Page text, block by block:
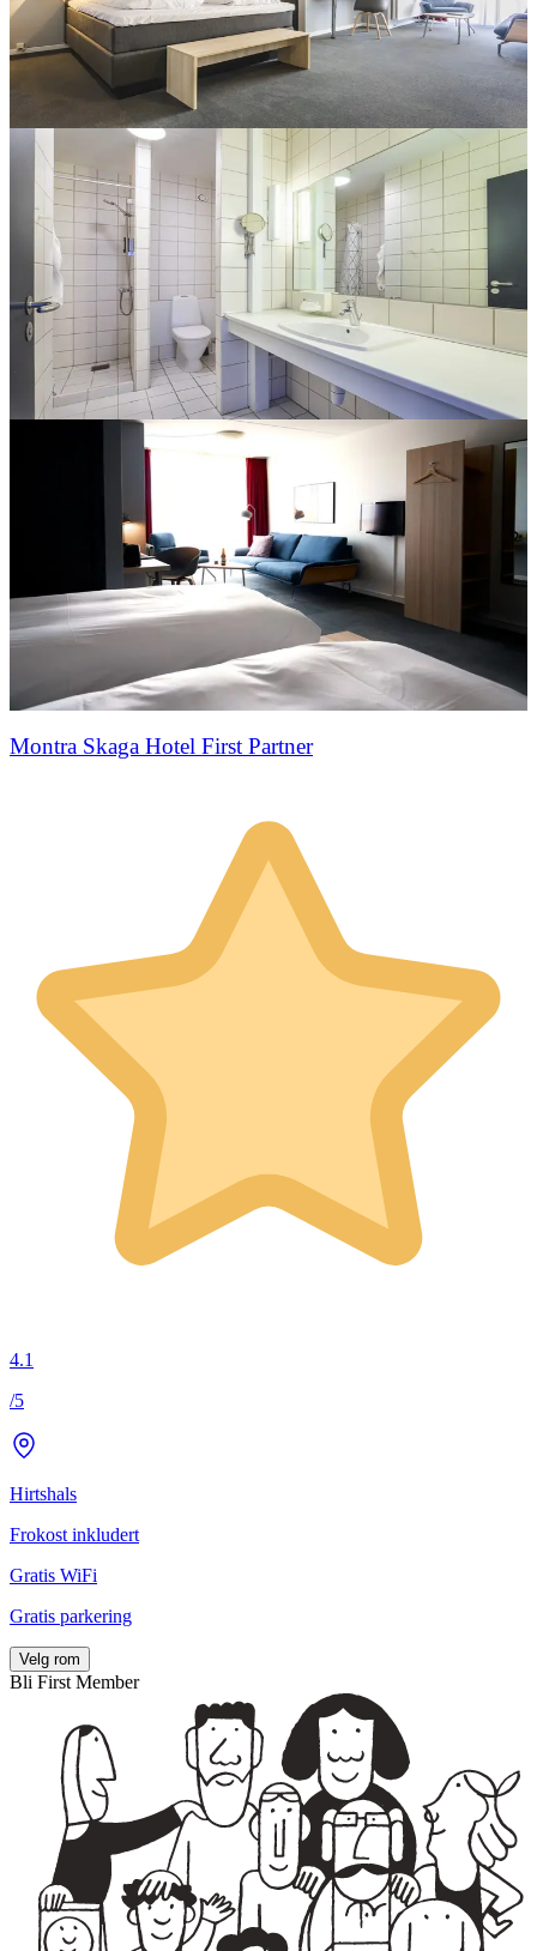
Montra Skaga Hotel First Partner
4.1
/5
Hirtshals
Frokost inkludert
Gratis WiFi
Gratis parkering
Velg rom
Bli First Member